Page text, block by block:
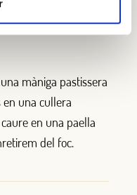
màniga pastissera
en una cullera
en una paella
del foc.